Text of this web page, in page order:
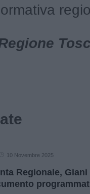
10 Novembre 2025
Regionale,